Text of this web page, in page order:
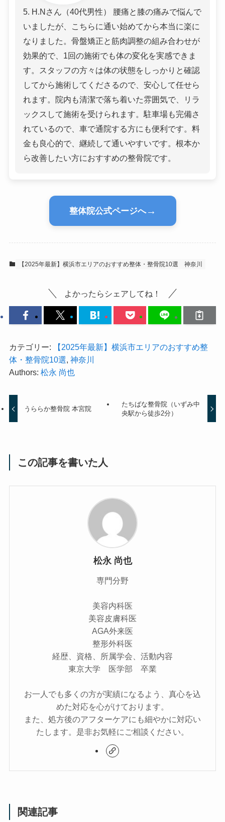
5. H.Nさん（40代男性） 腰痛と膝の痛みで悩んで
いましたが、こちらに通い始めてから本当に楽に
なりました。骨盤矯正と筋肉調整の組み合わせが
効果的で、1回の施術でも体の変化を実感できま
す。スタッフの方々は体の状態をしっかりと確認
してから施術してくださるので、安心して任せら
れます。院内も清潔で落ち着いた雰囲気で、リラ
ックスして施術を受けられます。駐車場も完備さ
れているので、車で通院する方にも便利です。料
金も良心的で、継続して通いやすいです。根本か
ら改善したい方におすすめの整骨院です。
整体院公式ページへ→
【2025年最新】横浜市エリアのおすすめ整体・整骨院10選 神奈川
よかったらシェアしてね！
カテゴリー:
【2025年最新】横浜市エリアのおすすめ整
体・整骨院10選, 神奈川
Authors: 松永 尚也
うららか整骨院 本宮院
たちばな整骨院（いずみ中
央駅から徒歩2分）
この記事を書いた人
松永 尚也
専門分野
美容内科医
美容皮膚科医
AGA外来医
整形外科医
経歴、資格、所属学会、活動内容
東京大学 医学部 卒業
お一人でも多くの方が実績になるよう、真心を込
めた対応を心がけております。
また、処方後のアフターケアにも細やかに対応い
たします。是非お気軽にご相談ください。
関連記事